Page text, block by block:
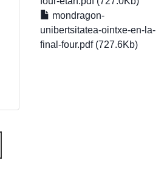
mondragon-
unibertsitatea-ointxe-en-la-
final-four.pdf (727.6Kb)